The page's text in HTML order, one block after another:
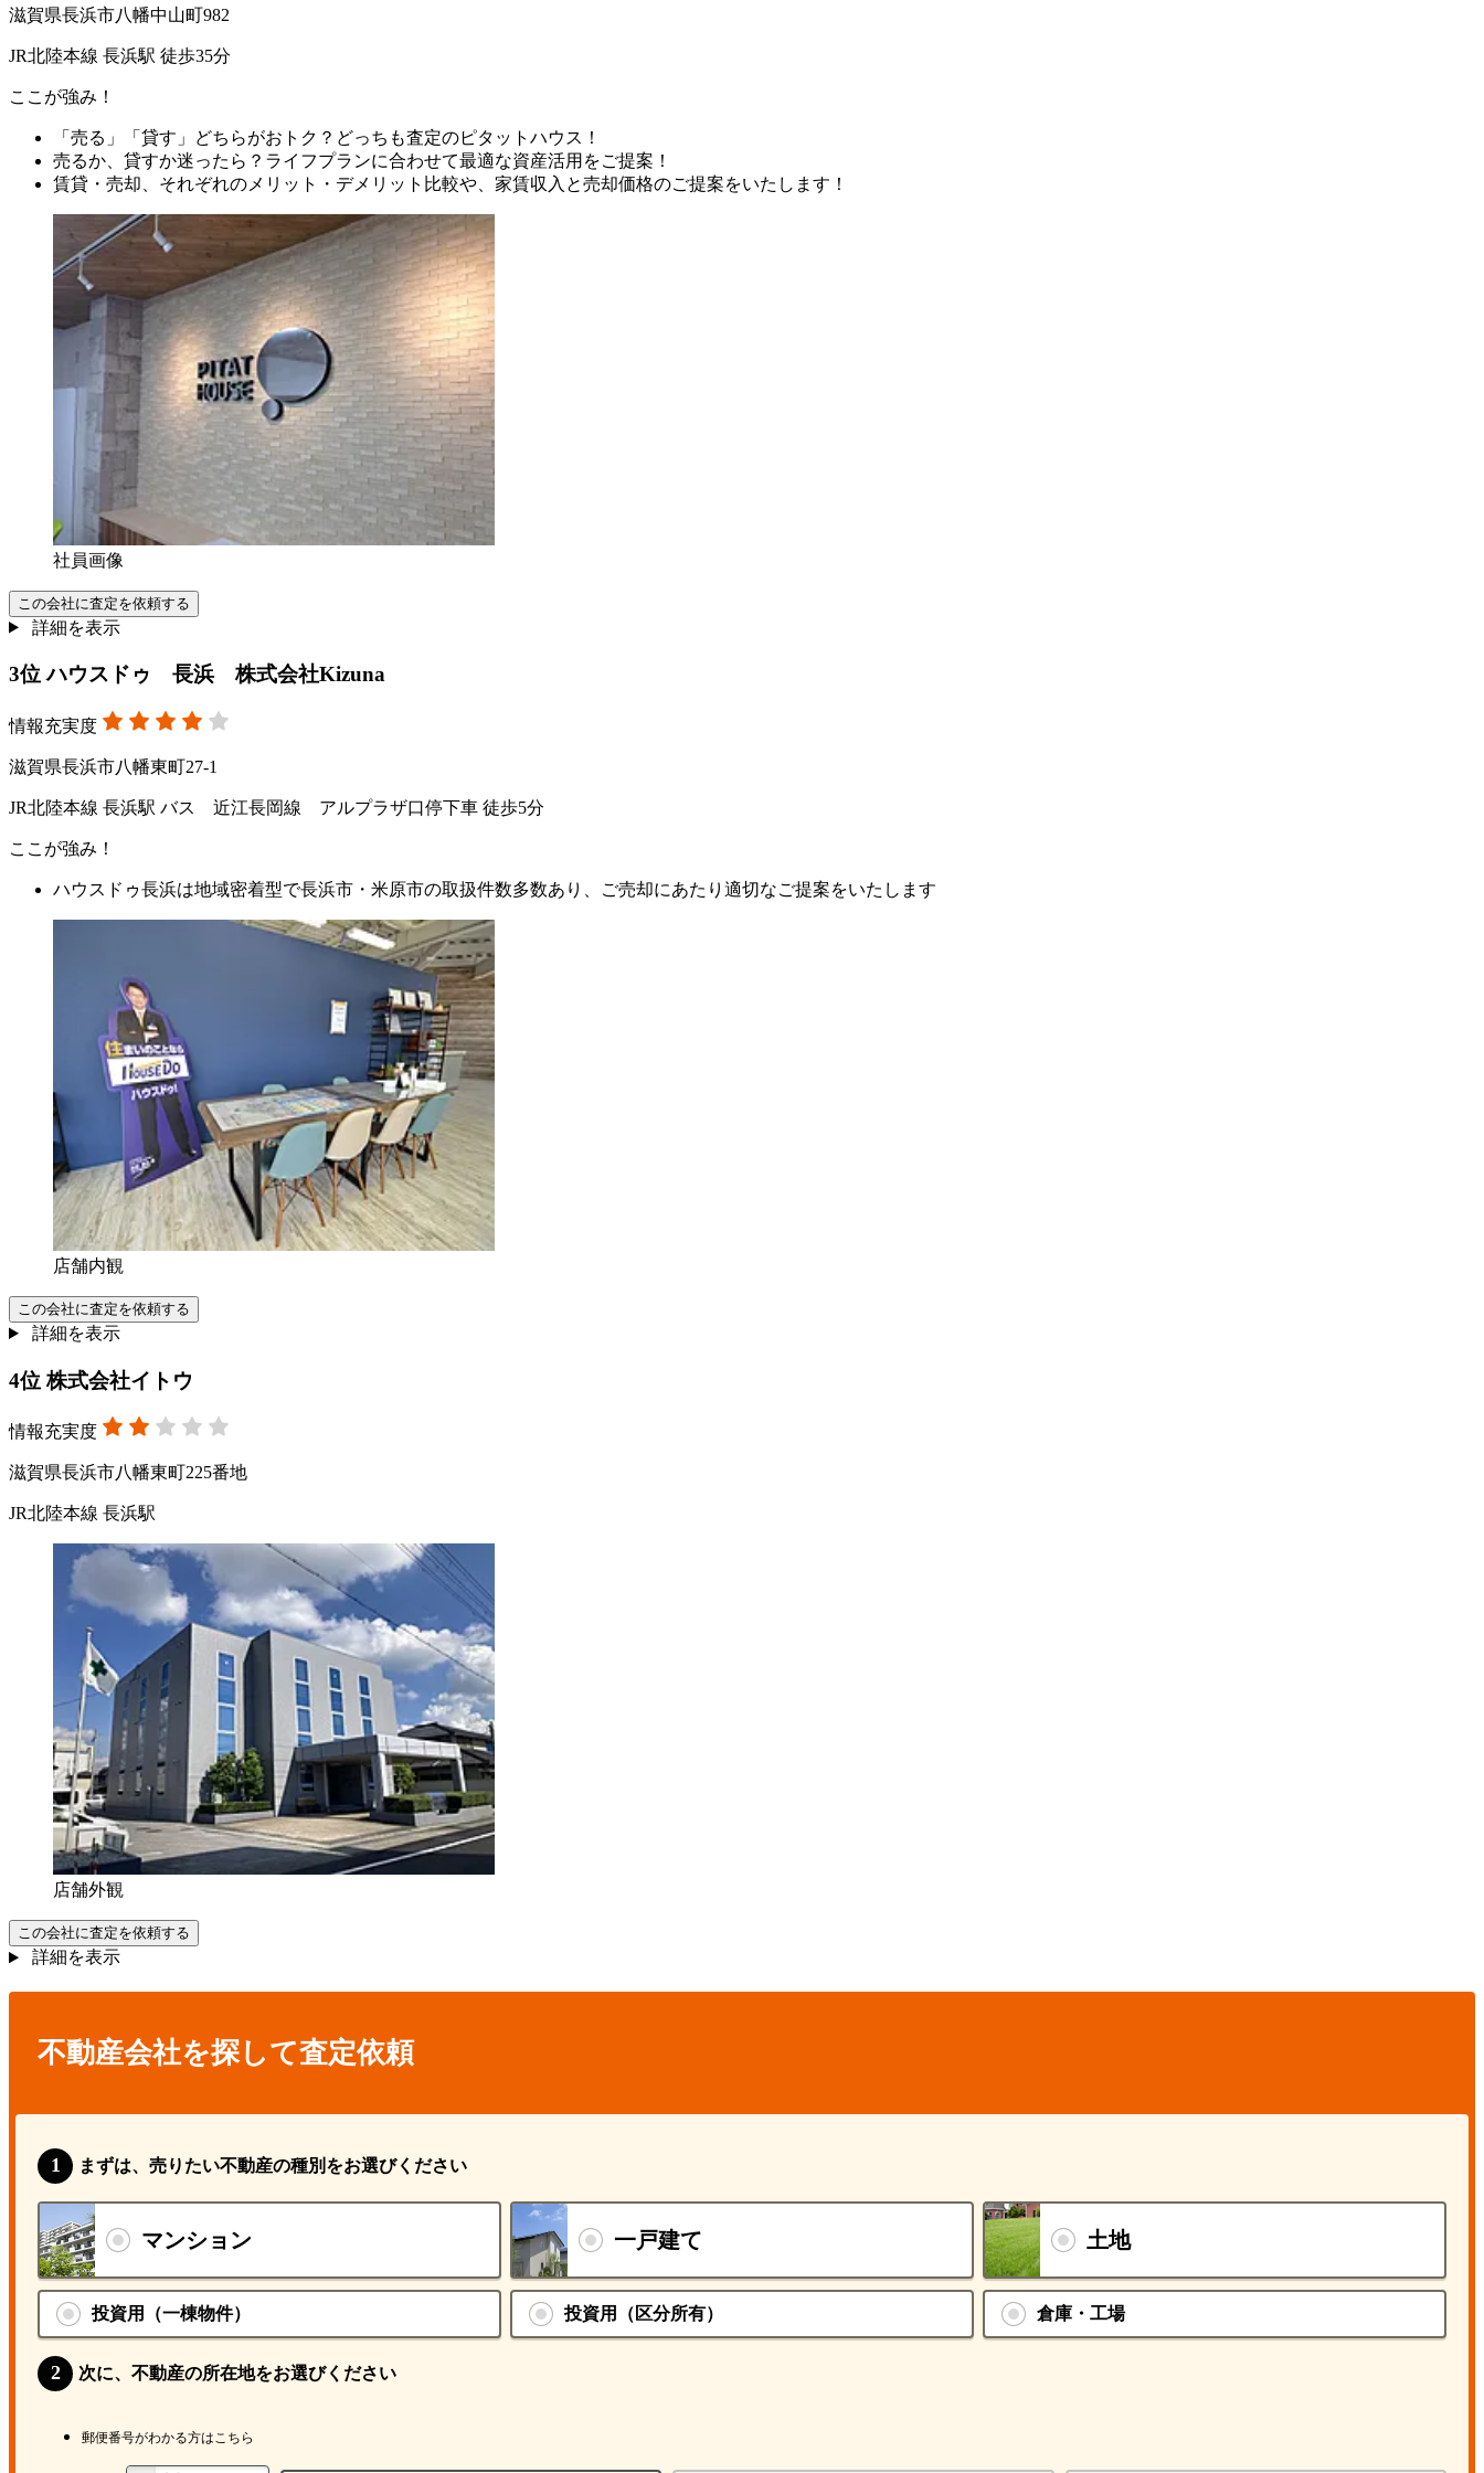
滋賀県長浜市八幡中山町982
JR北陸本線 長浜駅 徒歩35分
ここが強み！
「売る」「貸す」どちらがおトク？どっちも査定のピタットハウス！
売るか、貸すか迷ったら？ライフプランに合わせて最適な資産活用をご提案！
賃貸・売却、それぞれのメリット・デメリット比較や、家賃収入と売却価格のご提案をいたします！
社員画像
この会社に査定を依頼する
詳細を表示
3位ハウスドゥ 長浜 株式会社Kizuna
情報充実度
滋賀県長浜市八幡東町27-1
JR北陸本線 長浜駅 バス 近江長岡線 アルプラザ口停下車 徒歩5分
ここが強み！
ハウスドゥ長浜は地域密着型で長浜市・米原市の取扱件数多数あり、ご売却にあたり適切なご提案をいたします
店舗内観
この会社に査定を依頼する
詳細を表示
4位株式会社イトウ
情報充実度
滋賀県長浜市八幡東町225番地
JR北陸本線 長浜駅
店舗外観
この会社に査定を依頼する
詳細を表示
不動産会社を探して査定依頼
まずは、売りたい不動産の種別をお選びください
マンション 一戸建て 土地
投資用（一棟物件） 投資用（区分所有） 倉庫・工場
次に、不動産の所在地をお選びください
郵便番号がわかる方はこちら